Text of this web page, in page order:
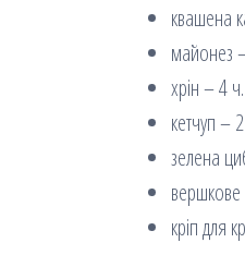
квашена
майонез
хрін – 4
кетчуп –
зелена
кріп для